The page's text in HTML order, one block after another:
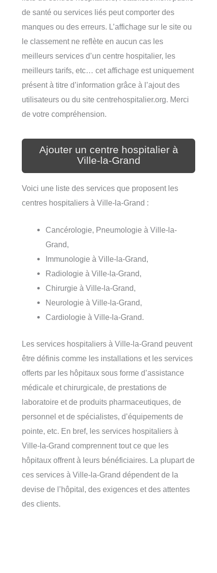
de santé ou services liés peut comporter des
manques ou des erreurs. L’affichage sur le site ou
le classement ne reflète en aucun cas les
meilleurs services d’un centre hospitalier, les
meilleurs tarifs, etc… cet affichage est uniquement
présent à titre d’information grâce à l’ajout des
utilisateurs ou du site centrehospitalier.org. Merci
de votre compréhension.
Ajouter un centre hospitalier à
Ville-la-Grand
Voici une liste des services que proposent les
centres hospitaliers à Ville-la-Grand :
Cancérologie, Pneumologie à Ville-la-
Grand,
Immunologie à Ville-la-Grand,
Radiologie à Ville-la-Grand,
Chirurgie à Ville-la-Grand,
Neurologie à Ville-la-Grand,
Cardiologie à Ville-la-Grand.
Les services hospitaliers à Ville-la-Grand peuvent
être définis comme les installations et les services
offerts par les hôpitaux sous forme d’assistance
médicale et chirurgicale, de prestations de
laboratoire et de produits pharmaceutiques, de
personnel et de spécialistes, d’équipements de
pointe, etc. En bref, les services hospitaliers à
Ville-la-Grand comprennent tout ce que les
hôpitaux offrent à leurs bénéficiaires. La plupart de
ces services à Ville-la-Grand dépendent de la
devise de l’hôpital, des exigences et des attentes
des clients.